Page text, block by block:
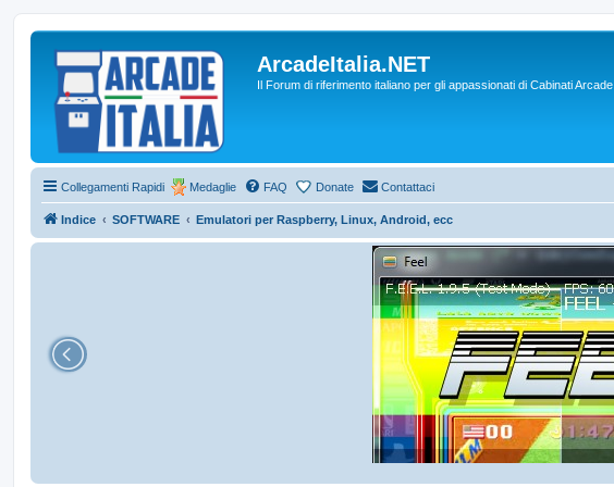
ArcadeItalia.NET
Il Forum di riferimento italiano per gli appassionati di Cabinati Arcade
Collegamenti Rapidi Medaglie FAQ Donate Contattaci
Indice SOFTWARE Emulatori per Raspberry, Linux, Android, ecc